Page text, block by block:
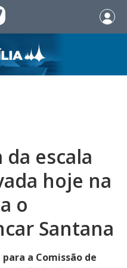
da escala
hoje na
o
Santana
a Comissão de